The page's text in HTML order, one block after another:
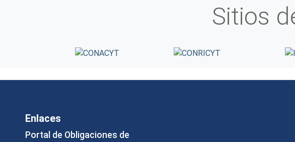
Sitios
Enlaces
Portal de Obligaciones de